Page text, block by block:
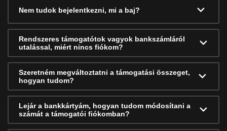
Nem tudok bejelentkezni, mi a baj?
Rendszeres támogatótok vagyok bankszámláról
utalással, miért nincs fiókom?
Szeretném megváltoztatni a támogatási összeget,
hogyan tudom?
Lejár a bankkártyám, hogyan tudom módosítani a
számát a támogatói fiókomban?